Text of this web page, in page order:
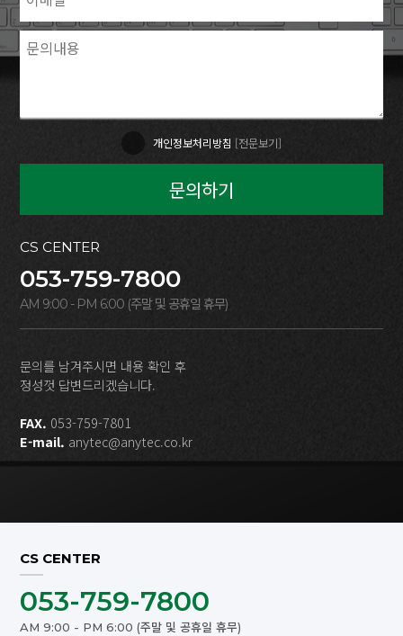
CS CENTER
053-759-7800
AM 9:00 - PM 6:00 (주말 및 공휴일 휴무)
문의를 남겨주시면 내용 확인 후
정성껏 답변드리겠습니다.
FAX. 053-759-7801
E-mail. anytec@anytec.co.kr
개인정보처리방침 [전문보기]
문의하기
CS CENTER
053-759-7800
AM 9:00 - PM 6:00 (주말 및 공휴일 휴무)